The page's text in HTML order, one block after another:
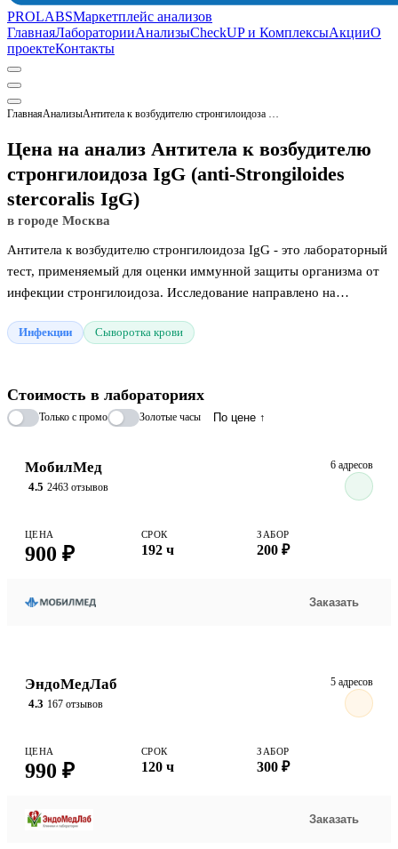
PROLABSМаркетплейс анализов
ГлавнаяЛабораторииАнализыCheckUP и КомплексыАкцииО
проектеКонтакты
ГлавнаяАнализы Антитела к возбудителю стронгилоидоза IgG (anti-Strongiloides stercoralis IgG)
Цена на анализ Антитела к возбудителю
стронгилоидоза IgG (anti-Strongiloides
stercoralis IgG)
в городе Москва
Антитела к возбудителю стронгилоидоза IgG - это лабораторный
тест, применяемый для оценки иммунной защиты организма от
инфекции стронгилоидоза. Исследование направлено на
иммунной системой в ответ на паразитарное заражение. Данные
инфицирование. Полученные результаты позволяют врачу точно
определить наличие скрытого процесса и своевременно
терапии.
Инфекции Сыворотка крови
Стоимость в лабораториях
Только с промо Золотые часы По цене ↑
МобилМед
4.5 2463 отзывов
6 адресов
ЦЕНА
900 ₽
СРОК
192 ч
ЗАБОР
200 ₽
Заказать
ЭндоМедЛаб
4.3 167 отзывов
5 адресов
ЦЕНА
990 ₽
СРОК
120 ч
ЗАБОР
300 ₽
Заказать